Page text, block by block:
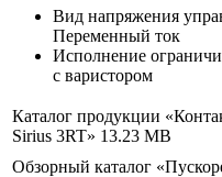
Вид напряжения
Переменный ток
Исполнение
с варистором
Каталог продукции
Sirius 3RT» 13.23 MB
Обзорный каталог